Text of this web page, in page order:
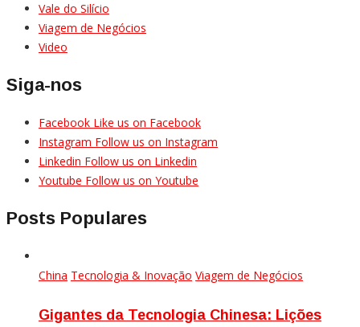
Vale do Silício
Viagem de Negócios
Video
Siga-nos
Facebook Like us on Facebook
Instagram Follow us on Instagram
Linkedin Follow us on Linkedin
Youtube Follow us on Youtube
Posts Populares
China Tecnologia & Inovação Viagem de Negócios
Gigantes da Tecnologia Chinesa: Lições